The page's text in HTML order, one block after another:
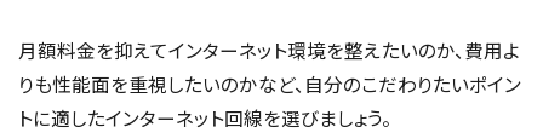
月額料金を抑えてインターネット環境を整えたいのか、費用よ
りも性能面を重視したいのかなど、自分のこだわりたいポイン
トに適したインターネット回線を選びましょう。